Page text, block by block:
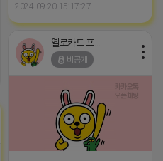
2024-09-20 15:17:27
옐로카드 프로도
비공개